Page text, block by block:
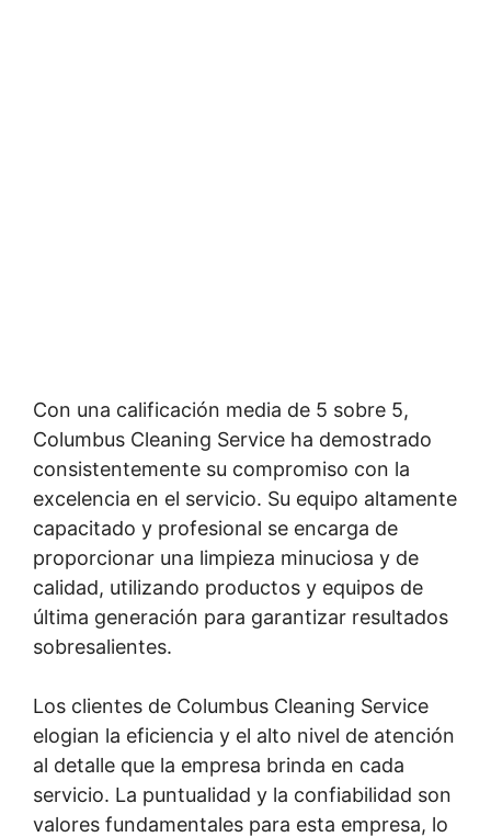
Con una calificación media de 5 sobre 5,
Columbus Cleaning Service ha demostrado
consistentemente su compromiso con la
excelencia en el servicio. Su equipo altamente
capacitado y profesional se encarga de
proporcionar una limpieza minuciosa y de
calidad, utilizando productos y equipos de
última generación para garantizar resultados
sobresalientes.
Los clientes de Columbus Cleaning Service
elogian la eficiencia y el alto nivel de atención
al detalle que la empresa brinda en cada
servicio. La puntualidad y la confiabilidad son
valores fundamentales para esta empresa, lo